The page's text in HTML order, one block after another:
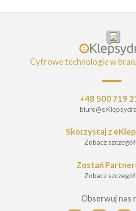
Cyfrowe technologie w
+48 500 719
Skorzystaj z
Zobacz
Zostań
Zobacz
Obserwuj nas